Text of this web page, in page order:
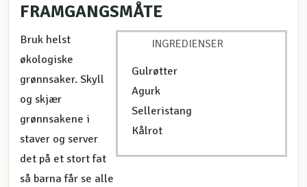
FRAMGANGSMÅTE
INGREDIENSER
Gulrøtter
Agurk
Selleristang
Kålrot
Bruk helst
økologiske
grønnsaker. Skyll
og skjær
grønnsakene i
staver og server
det på et stort fat
så barna får se alle